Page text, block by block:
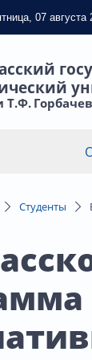
07 августа
Т.Ф.
Студенты